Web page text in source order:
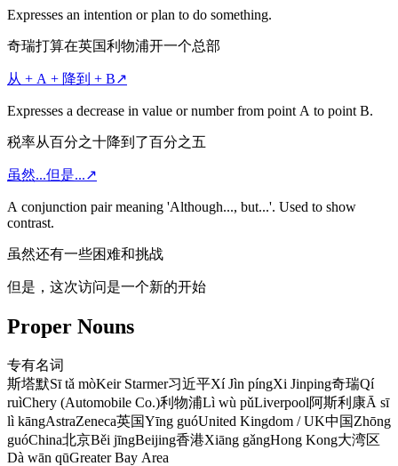
Expresses an intention or plan to do something.
奇瑞打算在英国利物浦开一个总部
从 + A + 降到 + B↗
Expresses a decrease in value or number from point A to point B.
税率从百分之十降到了百分之五
虽然...但是...↗
A conjunction pair meaning 'Although..., but...'. Used to show
contrast.
虽然还有一些困难和挑战
但是，这次访问是一个新的开始
Proper Nouns
专有名词
斯塔默Sī tǎ mòKeir Starmer习近平Xí Jìn píngXi Jinping奇瑞Qí
ruìChery (Automobile Co.)利物浦Lì wù pǔLiverpool阿斯利康Ā sī
lì kāngAstraZeneca英国Yīng guóUnited Kingdom / UK中国Zhōng
guóChina北京Běi jīngBeijing香港Xiāng gǎngHong Kong大湾区
Dà wān qūGreater Bay Area